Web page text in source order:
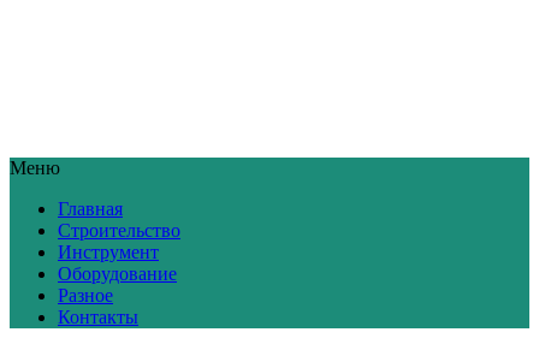
Меню
Главная
Строительство
Инструмент
Оборудование
Разное
Контакты